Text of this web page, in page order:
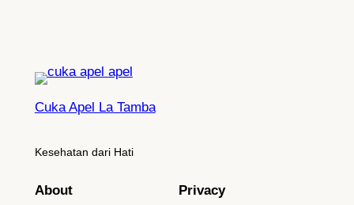
Cuka Apel La Tamba
Kesehatan dari Hati
About Privacy